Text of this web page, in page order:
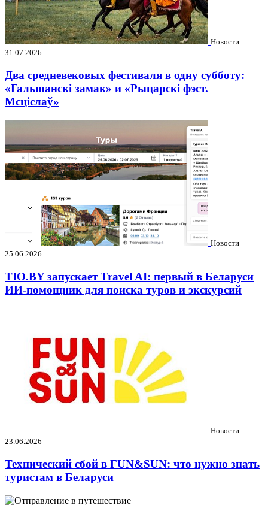
Новости
31.07.2026
Два средневековых фестиваля в одну субботу:
«Гальшанскі замак» и «Рыцарскі фэст.
Мсціслаў»
Новости
25.06.2026
TIO.BY запускает Travel AI: первый в Беларуси
ИИ-помощник для поиска туров и экскурсий
Новости
23.06.2026
Технический сбой в FUN&SUN: что нужно знать
туристам в Беларуси